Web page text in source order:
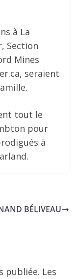
à La
Section
Mines
seraient
tout le
pour
à
BÉLIVEAU
publiée. Les